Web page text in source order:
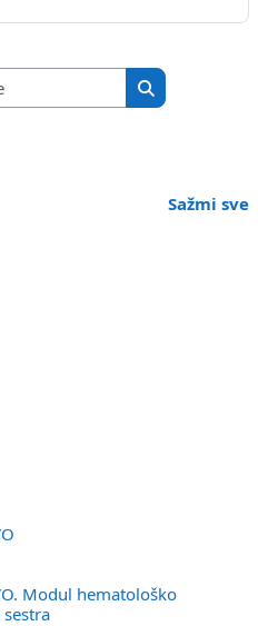
Pretraži e-
Pretraži e-
Sažmi sve
Modul hematološko